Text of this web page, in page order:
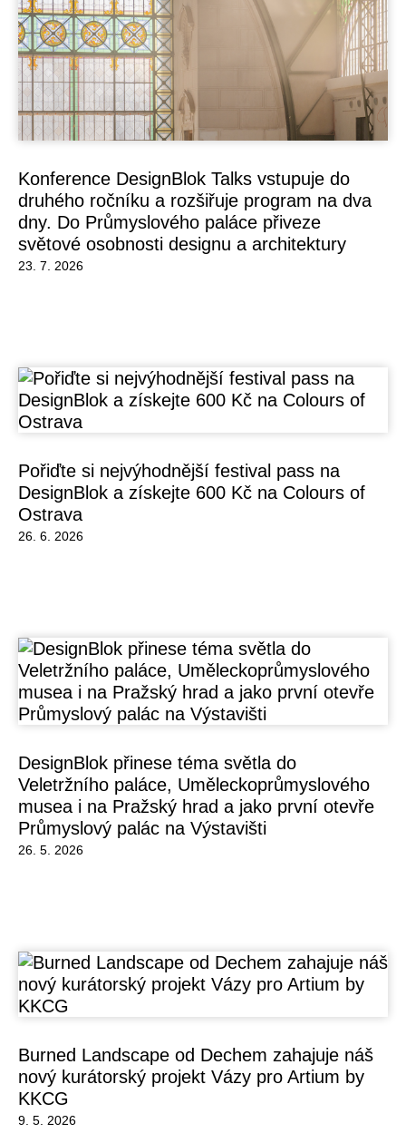
Konference DesignBlok Talks vstupuje do
druhého ročníku a rozšiřuje program na dva
dny. Do Průmyslového paláce přiveze
světové osobnosti designu a architektury
23. 7. 2026
Pořiďte si nejvýhodnější festival pass na
DesignBlok a získejte 600 Kč na Colours of
Ostrava
26. 6. 2026
DesignBlok přinese téma světla do
Veletržního paláce, Uměleckoprůmyslového
musea i na Pražský hrad a jako první otevře
Průmyslový palác na Výstavišti
26. 5. 2026
Burned Landscape od Dechem zahajuje náš
nový kurátorský projekt Vázy pro Artium by
KKCG
9. 5. 2026